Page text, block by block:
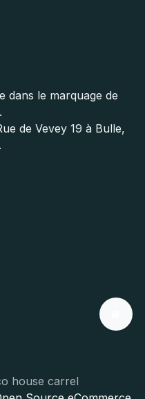
dans le marquage de
de Vevey 19 à Bulle,
house carrel